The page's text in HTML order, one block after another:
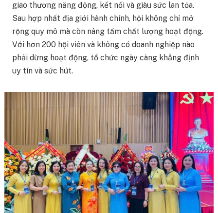
giao thương năng động, kết nối và giàu sức lan tỏa.
Sau hợp nhất địa giới hành chính, hội không chỉ mở
rộng quy mô mà còn nâng tầm chất lượng hoạt động.
Với hơn 200 hội viên và không có doanh nghiệp nào
phải dừng hoạt động, tổ chức ngày càng khẳng định
uy tín và sức hút.